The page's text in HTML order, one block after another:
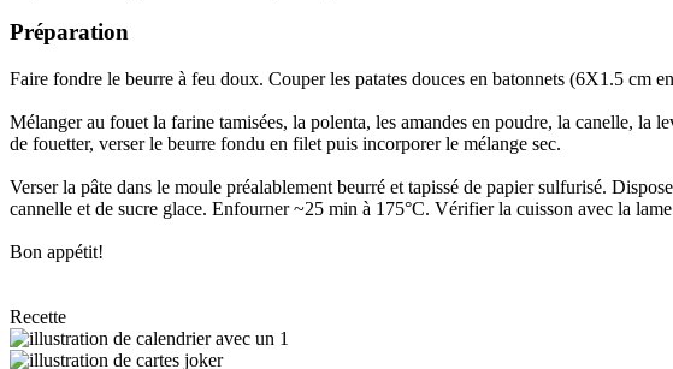
Préparation
Faire fondre le beurre à feu doux. Couper les patates douces en batonnets (6X1.5 cm
Mélanger au fouet la farine tamisées, la polenta, les amandes en poudre, la canelle, la
de fouetter, verser le beurre fondu en filet puis incorporer le mélange sec.
Verser la pâte dans le moule préalablement beurré et tapissé de papier sulfurisé.
cannelle et de sucre glace. Enfourner ~25 min à 175°C. Vérifier la cuisson avec la
Bon appétit!
Recette